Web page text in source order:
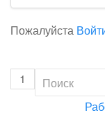
Пожалуйста
1